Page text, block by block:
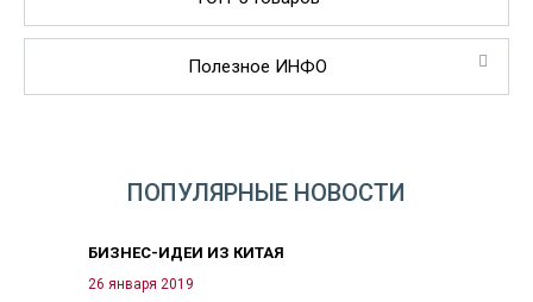
Полезное ИНФО
ПОПУЛЯРНЫЕ НОВОСТИ
БИЗНЕС-ИДЕИ ИЗ КИТАЯ
26 января 2019